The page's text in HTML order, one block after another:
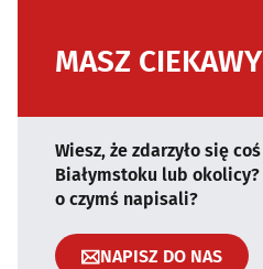
MASZ
Wiesz, że zdarzyło się
Białymstoku lub okolicy?
o czymś napisali?
NAPISZ DO NAS